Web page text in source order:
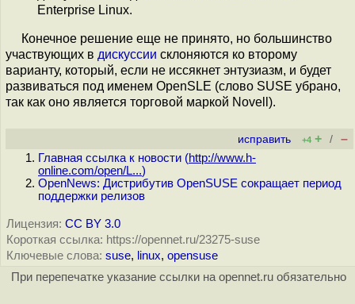
Enterprise Linux.
Конечное решение еще не принято, но большинство
участвующих в дискуссии склоняются ко второму
варианту, который, если не иссякнет энтузиазм, и будет
развиваться под именем OpenSLE (слово SUSE убрано,
так как оно является торговой маркой Novell).
исправить +4 + / –
Главная ссылка к новости (http://www.h-
online.com/open/L...)
OpenNews: Дистрибутив OpenSUSE сокращает период
поддержки релизов
Лицензия: CC BY 3.0
Короткая ссылка: https://opennet.ru/23275-suse
Ключевые слова: suse, linux, opensuse
При перепечатке указание ссылки на opennet.ru обязательно